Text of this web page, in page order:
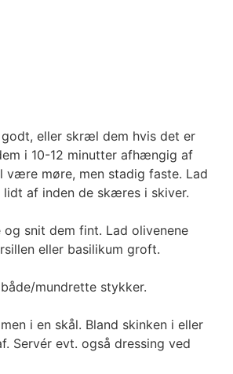
eller skræl dem hvis det er
i 10-12 minutter afhængig af
være møre, men stadig faste. Lad
af inden de skæres i skiver.
og snit dem fint. Lad olivenene
eller basilikum groft.
mundrette stykker.
i en skål. Bland skinken i eller
Servér evt. også dressing ved